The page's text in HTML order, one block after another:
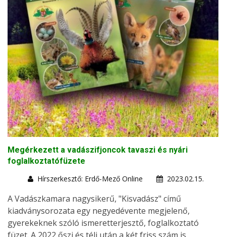
Megérkezett a vadászifjoncok tavaszi és nyári
foglalkoztatófüzete
Hírszerkesztő: Erdő-Mező Online
2023.02.15.
A Vadászkamara nagysikerű, "Kisvadász" című
kiadványsorozata egy negyedévente megjelenő,
gyerekeknek szóló ismeretterjesztő, foglalkoztató